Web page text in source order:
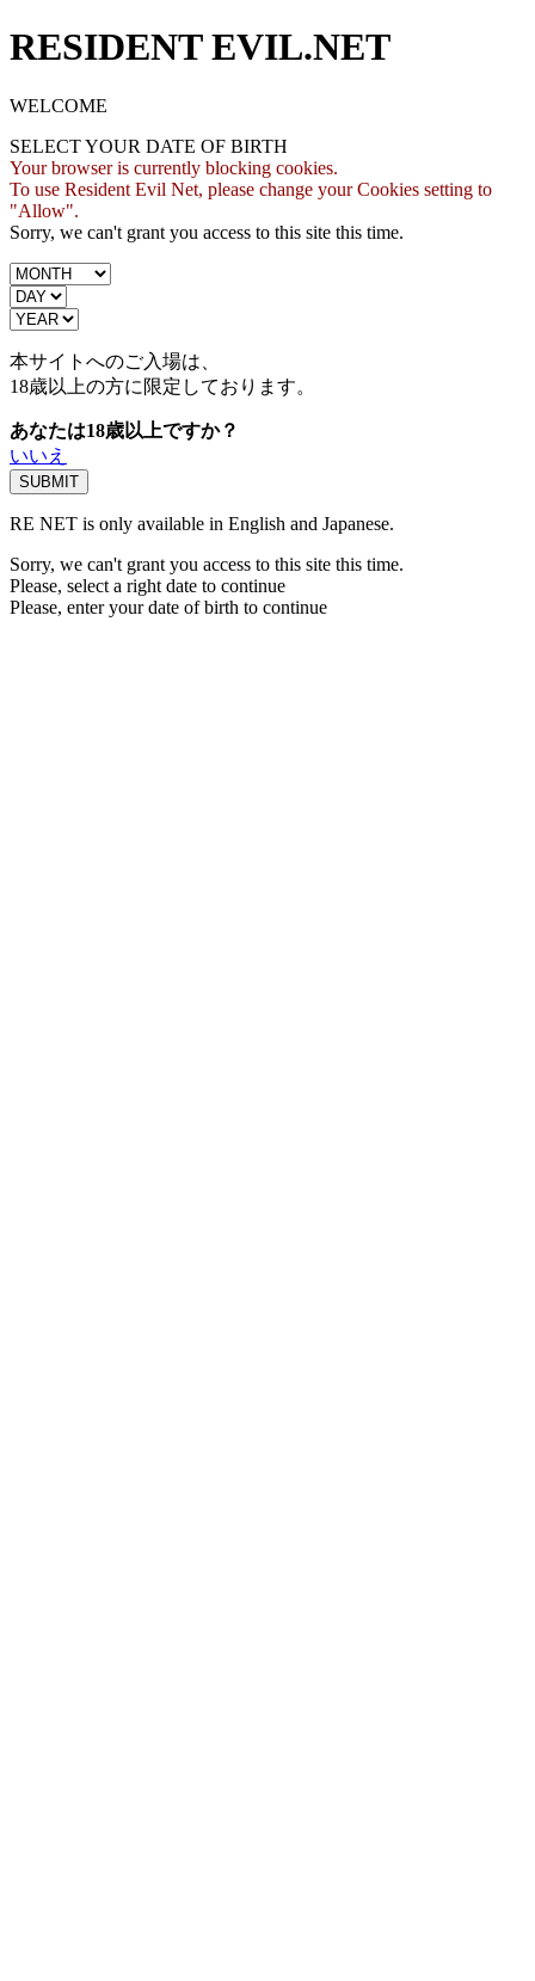
RESIDENT EVIL.NET
WELCOME
SELECT YOUR DATE OF BIRTH
Your browser is currently blocking cookies.
To use Resident Evil Net, please change your Cookies setting to
"Allow".
Sorry, we can't grant you access to this site this time.
本サイトへのご入場は、
18歳以上の方に限定しております。
あなたは18歳以上ですか？
いいえ
RE NET is only available in English and Japanese.
Sorry, we can't grant you access to this site this time.
Please, select a right date to continue
Please, enter your date of birth to continue